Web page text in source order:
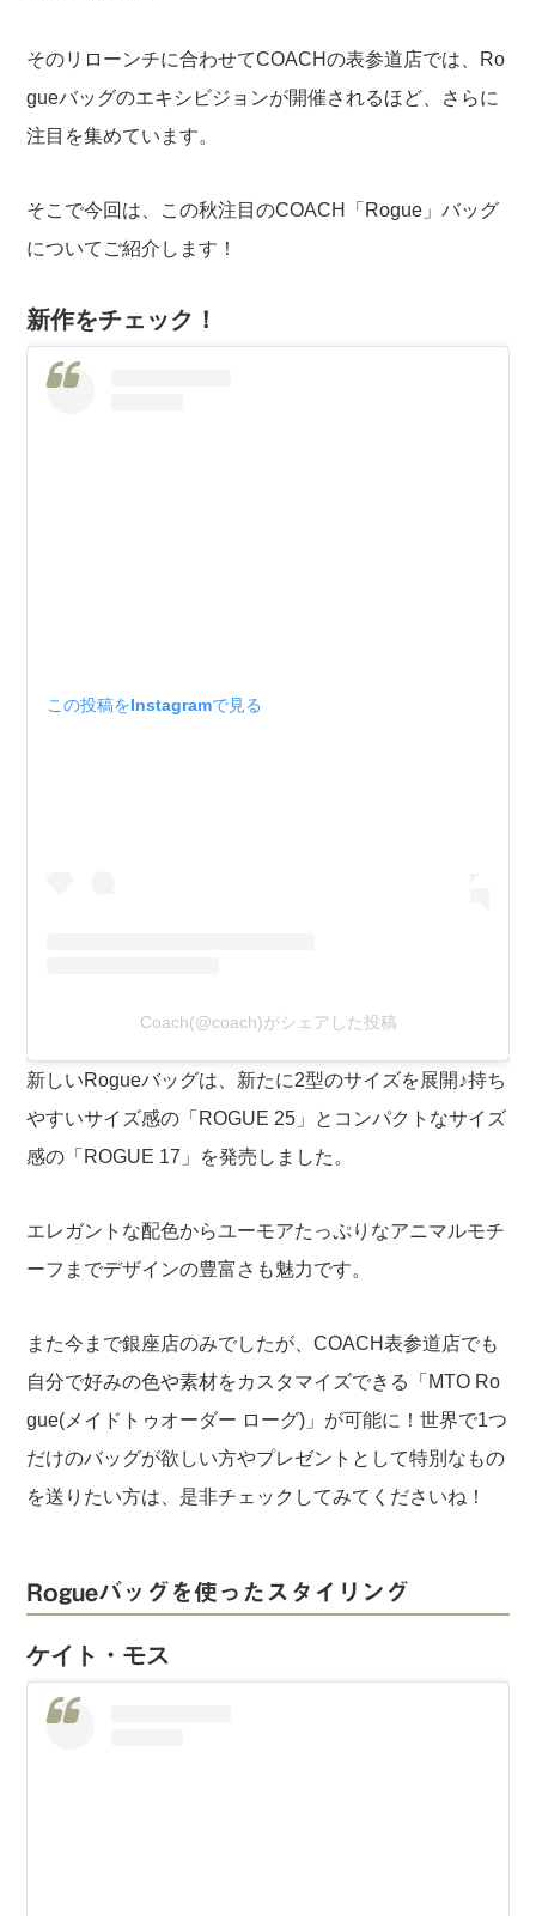
そのリローンチに合わせてCOACHの表参道店では、Ro
gueバッグのエキシビジョンが開催されるほど、さらに
注目を集めています。
そこで今回は、この秋注目のCOACH「Rogue」バッグ
についてご紹介します！
新作をチェック！
この投稿をInstagramで見る
Coach(@coach)がシェアした投稿
新しいRogueバッグは、新たに2型のサイズを展開♪持ち
やすいサイズ感の「ROGUE 25」とコンパクトなサイズ
感の「ROGUE 17」を発売しました。
エレガントな配色からユーモアたっぷりなアニマルモチ
ーフまでデザインの豊富さも魅力です。
また今まで銀座店のみでしたが、COACH表参道店でも
自分で好みの色や素材をカスタマイズできる「MTO Ro
gue(メイドトゥオーダー ローグ)」が可能に！世界で1つ
だけのバッグが欲しい方やプレゼントとして特別なもの
を送りたい方は、是非チェックしてみてくださいね！
Rogueバッグを使ったスタイリング
ケイト・モス